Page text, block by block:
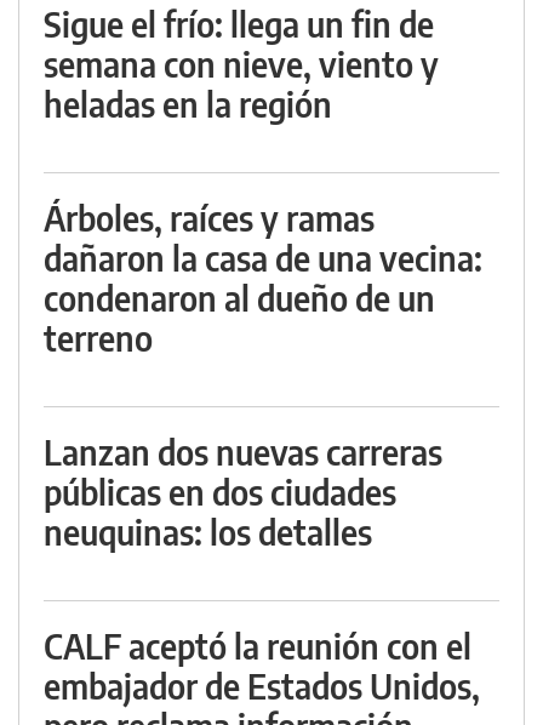
Sigue el frío: llega un fin de
semana con nieve, viento y
heladas en la región
Árboles, raíces y ramas
dañaron la casa de una vecina:
condenaron al dueño de un
terreno
Lanzan dos nuevas carreras
públicas en dos ciudades
neuquinas: los detalles
CALF aceptó la reunión con el
embajador de Estados Unidos,